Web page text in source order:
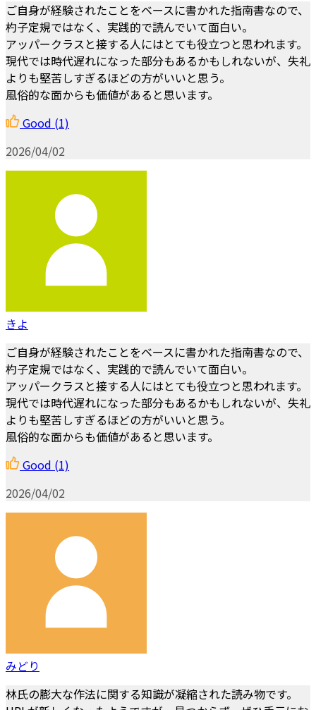
ご自身が経験されたことをベースに書かれた指南書なので、
杓子定規ではなく、実践的で読んでいて面白い。
アッパークラスと接する人にはとても役立つと思われます。
現代では時代遅れになった部分もあるかもしれないが、失礼
よりも堅苦しすぎるほどの方がいいと思う。
風俗的な面からも価値があると思います。
Good (1)
2026/04/02
きよ
ご自身が経験されたことをベースに書かれた指南書なので、
杓子定規ではなく、実践的で読んでいて面白い。
アッパークラスと接する人にはとても役立つと思われます。
現代では時代遅れになった部分もあるかもしれないが、失礼
よりも堅苦しすぎるほどの方がいいと思う。
風俗的な面からも価値があると思います。
Good (1)
2026/04/02
みどり
林氏の膨大な作法に関する知識が凝縮された読み物です。